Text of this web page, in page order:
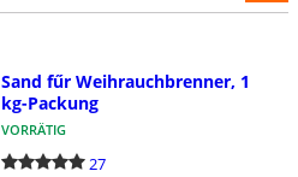
Sand fűr Weihrauchbrenner, 1
kg-Packung
VORRÄTIG
27